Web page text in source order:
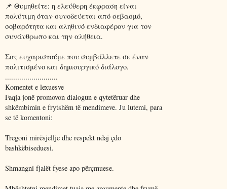
📌 Θυμηθείτε: η ελεύθερη έκφραση είναι
πολύτιμη όταν συνοδεύεται από σεβασμό,
σοβαρότητα και αληθινό ενδιαφέρον για τον
συνάνθρωπο και την αλήθεια.
Σας ευχαριστούμε που συμβάλλετε σε έναν
πολιτισμένο και δημιουργικό διάλογο.
..........................
Komentet e lexuesve
Faqja jonë promovon dialogun e qytetëruar dhe
shkëmbimin e frytshëm të mendimeve. Ju lutemi, para
se të komentoni:
Tregoni mirësjellje dhe respekt ndaj çdo
bashkëbiseduesi.
Shmangni fjalët fyese apo përçmuese.